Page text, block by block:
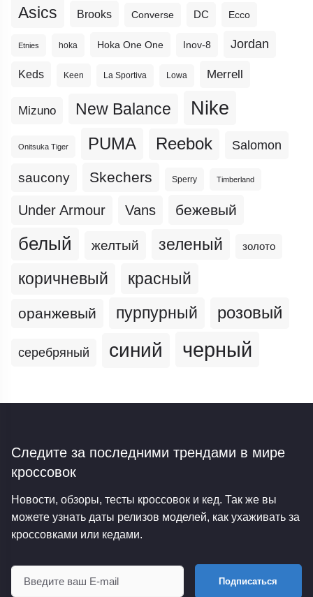
Asics Brooks Converse DC Ecco
Etnies hoka Hoka One One Inov-8 Jordan
Keds Keen La Sportiva Lowa Merrell
Mizuno New Balance Nike
Onitsuka Tiger PUMA Reebok Salomon
saucony Skechers Sperry Timberland
Under Armour Vans бежевый
белый желтый зеленый золото
коричневый красный
оранжевый пурпурный розовый
серебряный синий черный
Следите за последними трендами в мире
кроссовок
Новости, обзоры, тесты кроссовок и кед. Так же вы
можете узнать даты релизов моделей, как ухаживать за
кроссовками или кедами.
Подписаться